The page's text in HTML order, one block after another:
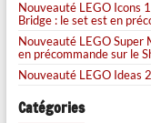
Nouveauté LEGO Icons
Bridge : le set est en
Nouveauté LEGO
en précommande sur le
Nouveauté LEGO Ideas
Catégories